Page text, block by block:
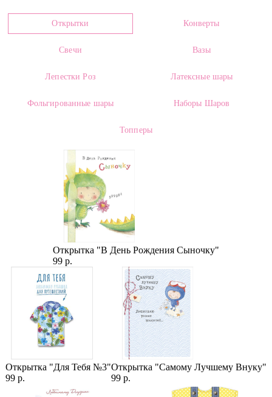
Цвет
Микс
Воздушные Шары , Фольгированные шары
Открытки Конверты
Свечи Вазы
Лепестки Роз Латексные шары
Фольгированные шары Наборы Шаров
Топперы
Открытка "В День Рождения Сыночку"
99 р.
Открытка "Для Тебя №3"
99 р.
Открытка "Самому Лучшему Внуку"
99 р.